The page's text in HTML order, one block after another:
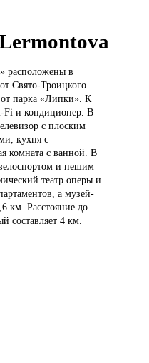
расположены в
Свято-Троицкого
парка «Липки». К
Fi и кондиционер. В
с плоским
кухня с
комната с ванной. В
и пешим
театр оперы и
а музей-
км. Расстояние до
составляет 4 км.